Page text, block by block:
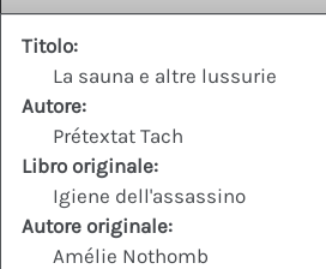
Titolo:
La sauna e altre lussurie
Autore:
Prétextat Tach
Libro originale:
Igiene dell'assassino
Autore originale:
Amélie Nothomb